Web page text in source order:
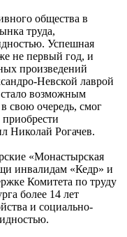
общества в
труда,
Успешная
не первый год, и
произведений
Невской лаврой
возможным
свою очередь, смог
Николай Рогачев.
«Монастырская
инвалидам «Кедр» и
Комитета по труду
более 14 лет
и социально-